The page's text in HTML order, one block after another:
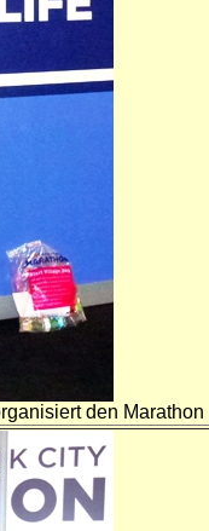
den Marathon